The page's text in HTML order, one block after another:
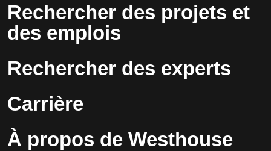
Rechercher des projets et
des emplois
Rechercher des experts
Carrière
À propos de Westhouse